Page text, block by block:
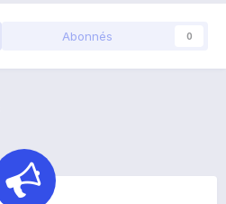
Abonnés 0